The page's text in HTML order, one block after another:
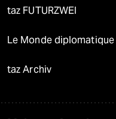
taz FUTURZWEI
Le Monde diplomatique
taz Archiv